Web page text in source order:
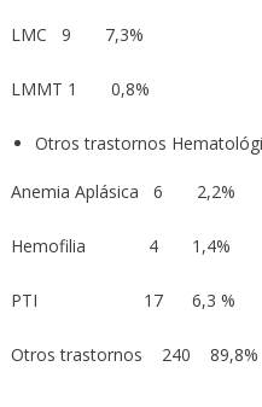
LMC 9 7,3%
LMMT 1 0,8%
Otros trastornos
Anemia Aplásica 6 2,2%
Hemofilia 4 1,4%
PTI 17 6,3 %
Otros trastornos 240 89,8%